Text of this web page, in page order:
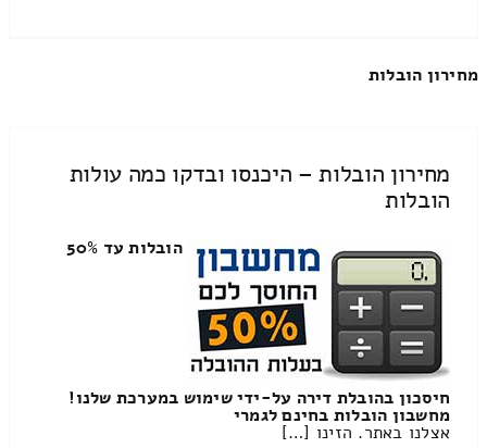
מחירון הובלות
מחירון הובלות – היכנסו ובדקו כמה עולות
הובלות
הובלות עד 50%
חיסכון בהובלת דירה על-ידי שימוש במערכת שלנו!
מחשבון הובלות בחינם לגמרי
אצלנו באתר. הזינו […]